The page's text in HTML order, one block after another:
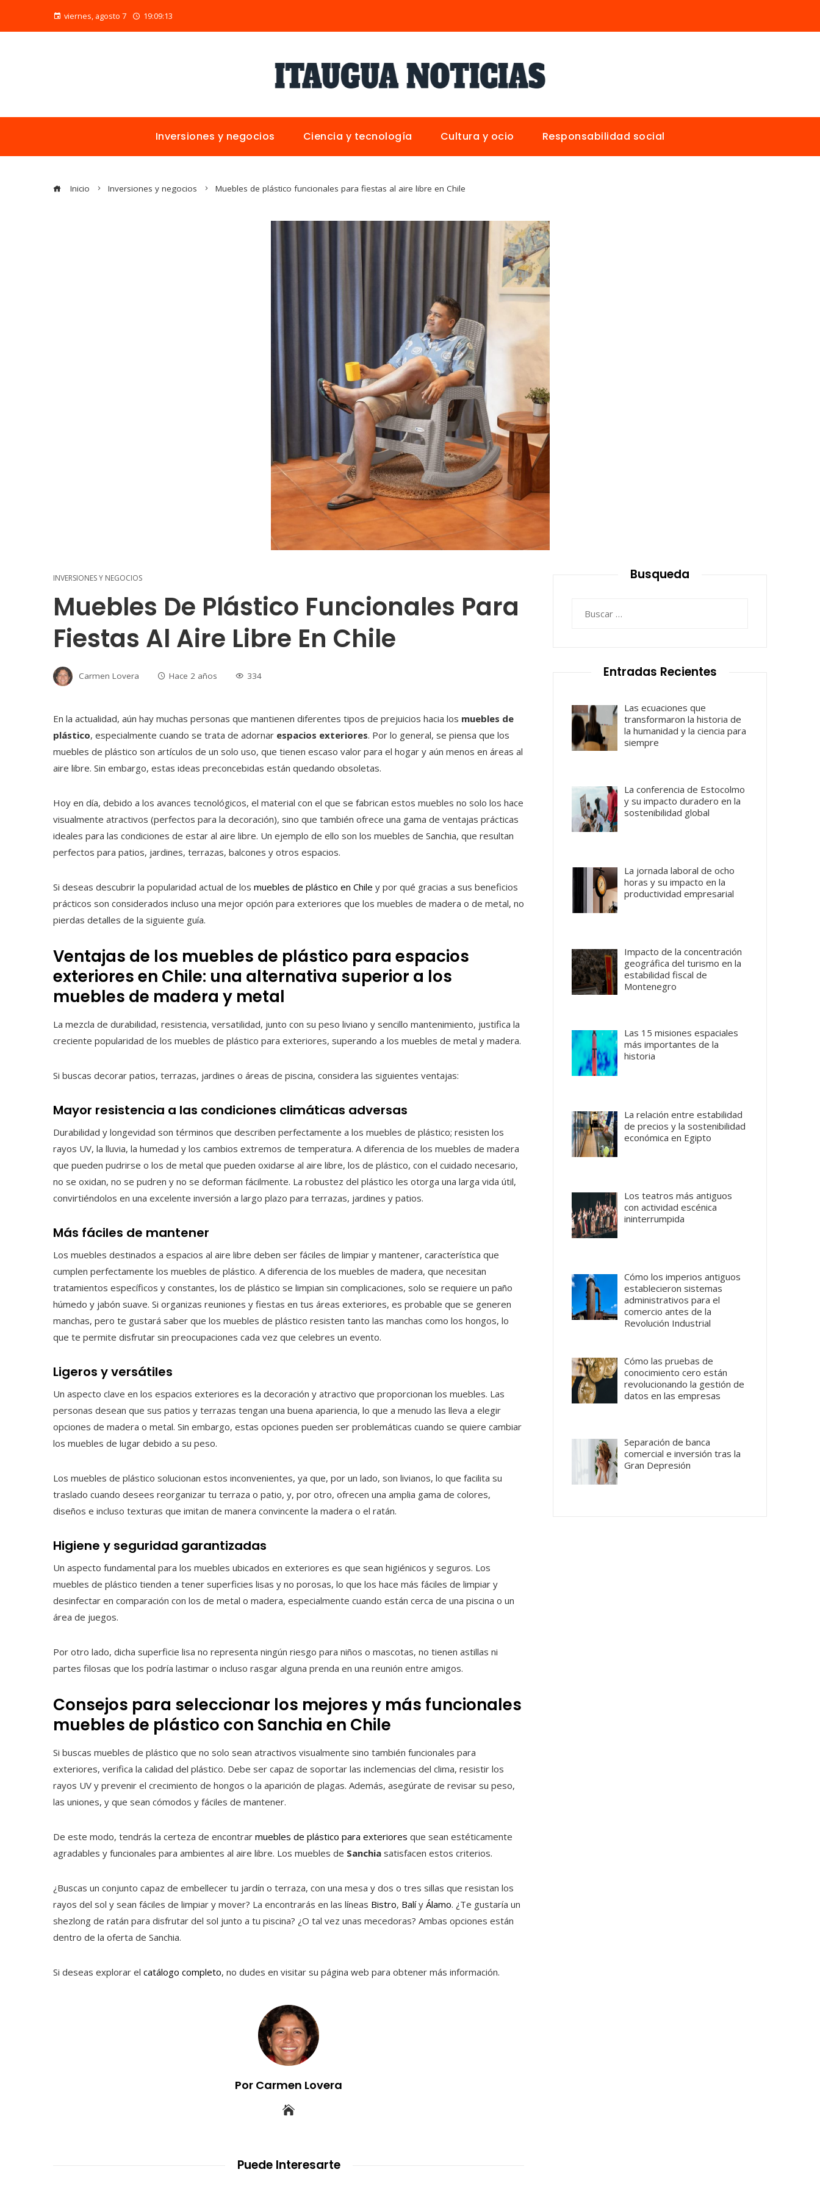
viernes, agosto 7 19:09:14
Inversiones y negocios Ciencia y tecnología Cultura y ocio Responsabilidad social
Inicio Inversiones y negocios Muebles de plástico funcionales para fiestas al aire libre en Chile
INVERSIONES Y NEGOCIOS
Muebles De Plástico Funcionales Para
Fiestas Al Aire Libre En Chile
Carmen Lovera Hace 2 años 334
En la actualidad, aún hay muchas personas que mantienen diferentes tipos de prejuicios hacia los muebles de
plástico, especialmente cuando se trata de adornar espacios exteriores. Por lo general, se piensa que los
muebles de plástico son artículos de un solo uso, que tienen escaso valor para el hogar y aún menos en áreas al
aire libre. Sin embargo, estas ideas preconcebidas están quedando obsoletas.
Hoy en día, debido a los avances tecnológicos, el material con el que se fabrican estos muebles no solo los hace
visualmente atractivos (perfectos para la decoración), sino que también ofrece una gama de ventajas prácticas
ideales para las condiciones de estar al aire libre. Un ejemplo de ello son los muebles de Sanchia, que resultan
perfectos para patios, jardines, terrazas, balcones y otros espacios.
Si deseas descubrir la popularidad actual de los muebles de plástico en Chile y por qué gracias a sus beneficios
prácticos son considerados incluso una mejor opción para exteriores que los muebles de madera o de metal, no
pierdas detalles de la siguiente guía.
Ventajas de los muebles de plástico para espacios
exteriores en Chile: una alternativa superior a los
muebles de madera y metal
La mezcla de durabilidad, resistencia, versatilidad, junto con su peso liviano y sencillo mantenimiento, justifica la
creciente popularidad de los muebles de plástico para exteriores, superando a los muebles de metal y madera.
Si buscas decorar patios, terrazas, jardines o áreas de piscina, considera las siguientes ventajas:
Mayor resistencia a las condiciones climáticas adversas
Durabilidad y longevidad son términos que describen perfectamente a los muebles de plástico; resisten los
rayos UV, la lluvia, la humedad y los cambios extremos de temperatura. A diferencia de los muebles de madera
que pueden pudrirse o los de metal que pueden oxidarse al aire libre, los de plástico, con el cuidado necesario,
no se oxidan, no se pudren y no se deforman fácilmente. La robustez del plástico les otorga una larga vida útil,
convirtiéndolos en una excelente inversión a largo plazo para terrazas, jardines y patios.
Más fáciles de mantener
Los muebles destinados a espacios al aire libre deben ser fáciles de limpiar y mantener, característica que
cumplen perfectamente los muebles de plástico. A diferencia de los muebles de madera, que necesitan
tratamientos específicos y constantes, los de plástico se limpian sin complicaciones, solo se requiere un paño
húmedo y jabón suave. Si organizas reuniones y fiestas en tus áreas exteriores, es probable que se generen
manchas, pero te gustará saber que los muebles de plástico resisten tanto las manchas como los hongos, lo
que te permite disfrutar sin preocupaciones cada vez que celebres un evento.
Ligeros y versátiles
Un aspecto clave en los espacios exteriores es la decoración y atractivo que proporcionan los muebles. Las
personas desean que sus patios y terrazas tengan una buena apariencia, lo que a menudo las lleva a elegir
opciones de madera o metal. Sin embargo, estas opciones pueden ser problemáticas cuando se quiere cambiar
los muebles de lugar debido a su peso.
Los muebles de plástico solucionan estos inconvenientes, ya que, por un lado, son livianos, lo que facilita su
traslado cuando desees reorganizar tu terraza o patio, y, por otro, ofrecen una amplia gama de colores,
diseños e incluso texturas que imitan de manera convincente la madera o el ratán.
Higiene y seguridad garantizadas
Un aspecto fundamental para los muebles ubicados en exteriores es que sean higiénicos y seguros. Los
muebles de plástico tienden a tener superficies lisas y no porosas, lo que los hace más fáciles de limpiar y
desinfectar en comparación con los de metal o madera, especialmente cuando están cerca de una piscina o un
área de juegos.
Por otro lado, dicha superficie lisa no representa ningún riesgo para niños o mascotas, no tienen astillas ni
partes filosas que los podría lastimar o incluso rasgar alguna prenda en una reunión entre amigos.
Consejos para seleccionar los mejores y más funcionales
muebles de plástico con Sanchia en Chile
Si buscas muebles de plástico que no solo sean atractivos visualmente sino también funcionales para
exteriores, verifica la calidad del plástico. Debe ser capaz de soportar las inclemencias del clima, resistir los
rayos UV y prevenir el crecimiento de hongos o la aparición de plagas. Además, asegúrate de revisar su peso,
las uniones, y que sean cómodos y fáciles de mantener.
De este modo, tendrás la certeza de encontrar muebles de plástico para exteriores que sean estéticamente
agradables y funcionales para ambientes al aire libre. Los muebles de Sanchia satisfacen estos criterios.
¿Buscas un conjunto capaz de embellecer tu jardín o terraza, con una mesa y dos o tres sillas que resistan los
rayos del sol y sean fáciles de limpiar y mover? La encontrarás en las líneas Bistro, Balíy Álamo. ¿Te gustaría un
shezlong de ratán para disfrutar del sol junto a tu piscina? ¿O tal vez unas mecedoras? Ambas opciones están
dentro de la oferta de Sanchia.
Si deseas explorar el catálogo completo, no dudes en visitar su página web para obtener más información.
Por Carmen Lovera
Puede Interesarte
Busqueda
Entradas Recientes
Las ecuaciones que
transformaron la historia de
la humanidad y la ciencia para
siempre
La conferencia de Estocolmo
y su impacto duradero en la
sostenibilidad global
La jornada laboral de ocho
horas y su impacto en la
productividad empresarial
Impacto de la concentración
geográfica del turismo en la
estabilidad fiscal de
Montenegro
Las 15 misiones espaciales
más importantes de la
historia
La relación entre estabilidad
de precios y la sostenibilidad
económica en Egipto
Los teatros más antiguos
con actividad escénica
ininterrumpida
Cómo los imperios antiguos
establecieron sistemas
administrativos para el
comercio antes de la
Revolución Industrial
Cómo las pruebas de
conocimiento cero están
revolucionando la gestión de
datos en las empresas
Separación de banca
comercial e inversión tras la
Gran Depresión